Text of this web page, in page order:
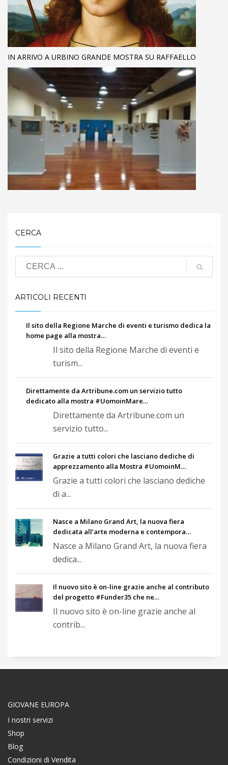
IN ARRIVO A URBINO GRANDE MOSTRA SU RAFFAELLO
CERCA
ARTICOLI RECENTI
Il sito della Regione Marche di eventi e turismo dedica la
home page alla mostra…
Il sito della Regione Marche di eventi e
turism...
Direttamente da Artribune.com un servizio tutto
dedicato alla mostra #UomoinMare…
Direttamente da Artribune.com un
servizio tutto...
Grazie a tutti colori che lasciano dediche di
apprezzamento alla Mostra #UomoinM…
Grazie a tutti colori che lasciano dediche
di a...
Nasce a Milano Grand Art, la nuova fiera
dedicata all’arte moderna e contempora…
Nasce a Milano Grand Art, la nuova fiera
dedica...
Il nuovo sito è on-line grazie anche al contributo
del progetto #Funder35 che ne…
Il nuovo sito è on-line grazie anche al
contrib...
GIOVANE EUROPA
I nostri servizi
Shop
Blog
Condizioni di Vendita